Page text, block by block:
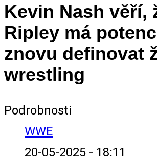
Kevin Nash věří,
Ripley má
znovu definovat
wrestling
Podrobnosti
WWE
20-05-2025 - 18:11